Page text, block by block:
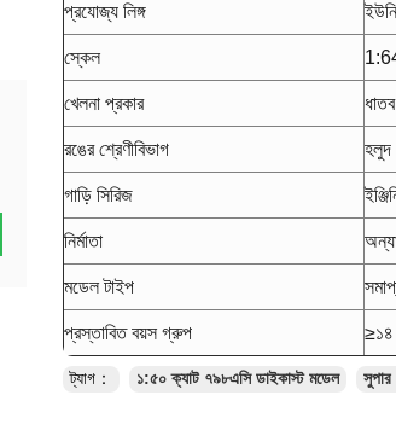
প্রযোজ্য লিঙ্গ
স্কেল
খেলনা প্রকার
রঙের শ্রেণীবিভাগ হলুদ
গাড়ি সিরিজ
নির্মাতা
মডেল টাইপ
প্রস্তাবিত বয়স গ্রুপ ≥
ট্যাগ： ১:৫০ ক্যাট ৭৯৮এসি ডাইকাস্ট মডেল সুপার